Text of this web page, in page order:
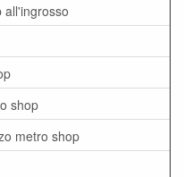
all'ingrosso
shop
metro shop